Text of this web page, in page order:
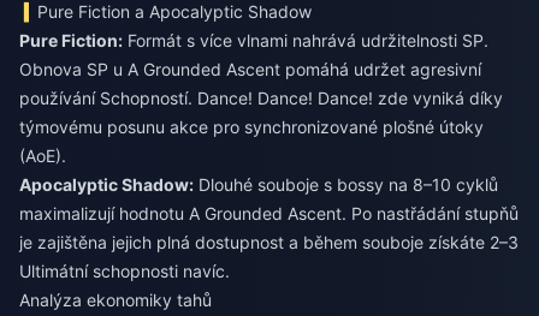
Pure Fiction a Apocalyptic Shadow
Pure Fiction: Formát s více vlnami nahrává udržitelnosti SP.
Obnova SP u A Grounded Ascent pomáhá udržet agresivní
používání Schopností. Dance! Dance! Dance! zde vyniká díky
týmovému posunu akce pro synchronizované plošné útoky
(AoE).
Apocalyptic Shadow: Dlouhé souboje s bossy na 8–10 cyklů
maximalizují hodnotu A Grounded Ascent. Po nastřádání stupňů
je zajištěna jejich plná dostupnost a během souboje získáte 2–3
Ultimátní schopnosti navíc.
Analýza ekonomiky tahů